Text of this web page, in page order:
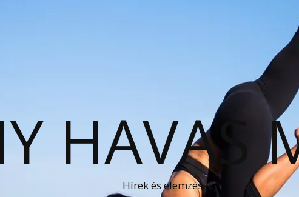
HAVAS
Hírek és elemzések